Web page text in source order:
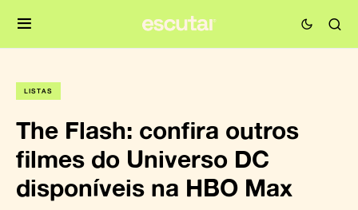
LISTAS
The Flash: confira outros
filmes do Universo DC
disponíveis na HBO Max